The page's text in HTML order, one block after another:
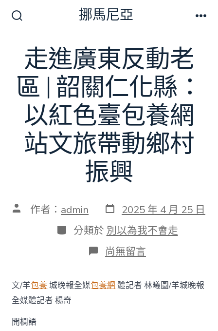
換
開
關
挪馬尼亞
走進廣東反動老
區 | 韶關仁化縣：
以紅色臺包養網
站文旅帶動鄉村
振興
文 作者： admin 發
表
日
期
2025 年 4 月 25 日
分
類
分類於 別以為我不會走
在
〈走
廣
東
尚無留言
文/羊包養 城晚報全媒包養網 體記者 林曦圖/羊城晚報
全媒體記者 楊奇
開欄語